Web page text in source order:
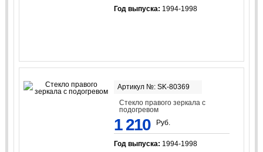
Год выпуска: 1994-1998
Артикул №: SK-80369
Стекло правого зеркала с
подогревом
1 210 Руб.
Год выпуска: 1994-1998